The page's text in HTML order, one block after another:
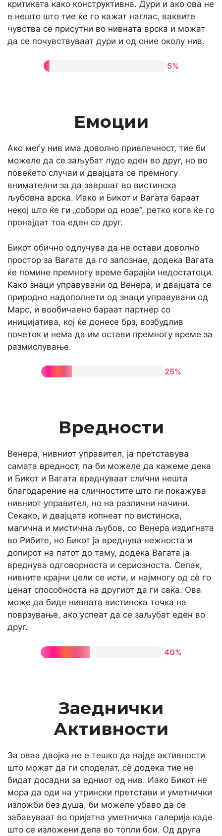
критиката како конструктивна. Дури и ако ова не
е нешто што тие ќе го кажат наглас, ваквите
чувства се присутни во нивната врска и можат
да се почувствуваат дури и од оние околу нив.
5%
Емоции
Ако меѓу нив има доволно привлечност, тие би
можеле да се заљубат лудо еден во друг, но во
повеќето случаи и двајцата се премногу
внимателни за да завршат во вистинска
љубовна врска. Иако и Бикот и Вагата бараат
некој што ќе ги „собори од нозе“, ретко кога ќе го
пронајдат тоа еден со друг.
Бикот обично одлучува да не остави доволно
простор за Вагата да го запознае, додека Вагата
ќе помине премногу време барајќи недостатоци.
Како знаци управувани од Венера, и двајцата се
природно надополнети од знаци управувани од
Марс, и вообичаено бараат партнер со
иницијатива, кој ќе донесе брз, возбудлив
почеток и нема да им остави премногу време за
размислување.
25%
Вредности
Венера, нивниот управител, ја претставува
самата вредност, па би можеле да кажеме дека
и Бикот и Вагата вреднуваат слични нешта
благодарение на сличностите што ги покажува
нивниот управител, но на различни начини.
Секако, и двајцата копнеат по вистинска,
магична и мистична љубов, со Венера издигната
во Рибите, но Бикот ја вреднува нежноста и
допирот на патот до таму, додека Вагата ја
вреднува одговорноста и сериозноста. Сепак,
нивните крајни цели се исти, и најмногу од сè го
ценат способноста на другиот да ги сака. Ова
може да биде нивната вистинска точка на
поврзување, ако успеат да се заљубат еден во
друг.
40%
Заеднички
Активности
За оваа двојка не е тешко да најде активности
што можат да ги споделат, сè додека тие не
бидат досадни за едниот од нив. Иако Бикот не
мора да оди на утрински претстави и уметнички
изложби без душа, би можеле убаво да се
забавуваат во пријатна уметничка галерија каде
што се изложени дела во топли бои. Од друга